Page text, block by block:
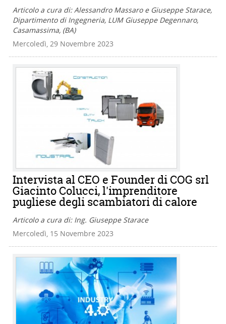
Articolo a cura di: Alessandro Massaro e Giuseppe Starace,
Dipartimento di Ingegneria, LUM Giuseppe Degennaro,
Casamassima, (BA)
Mercoledì, 29 Novembre 2023
Intervista al CEO e Founder di COG srl
Giacinto Colucci, l'imprenditore
pugliese degli scambiatori di calore
Articolo a cura di: Ing. Giuseppe Starace
Mercoledì, 15 Novembre 2023